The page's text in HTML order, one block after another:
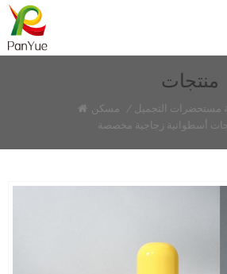
منتجات
مسكن / مستحضرات التجميل
أسطوانية زجاجية مخصصة